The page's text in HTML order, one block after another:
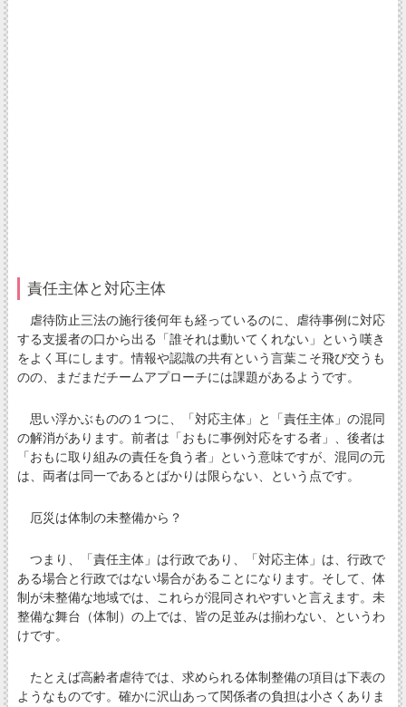
責任主体と対応主体
虐待防止三法の施行後何年も経っているのに、虐待事例に対応
する支援者の口から出る「誰それは動いてくれない」という嘆き
をよく耳にします。情報や認識の共有という言葉こそ飛び交うも
のの、まだまだチームアプローチには課題があるようです。
思い浮かぶものの１つに、「対応主体」と「責任主体」の混同
の解消があります。前者は「おもに事例対応をする者」、後者は
「おもに取り組みの責任を負う者」という意味ですが、混同の元
は、両者は同一であるとばかりは限らない、という点です。
厄災は体制の未整備から？
つまり、「責任主体」は行政であり、「対応主体」は、行政で
ある場合と行政ではない場合があることになります。そして、体
制が未整備な地域では、これらが混同されやすいと言えます。未
整備な舞台（体制）の上では、皆の足並みは揃わない、というわ
けです。
たとえば高齢者虐待では、求められる体制整備の項目は下表の
ようなものです。確かに沢山あって関係者の負担は小さくありま